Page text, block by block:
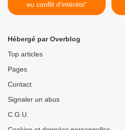
eu conflit d'intérêts"
Hébergé par Overblog
Top articles
Pages
Contact
Signaler un abus
C.G.U.